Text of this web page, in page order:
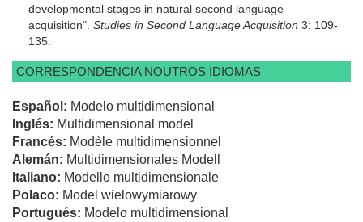
developmental stages in natural second language
acquisition". Studies in Second Language Acquisition 3: 109-
135.
CORRESPONDENCIA NOUTROS IDIOMAS
Español: Modelo multidimensional
Inglés: Multidimensional model
Francés: Modèle multidimensionnel
Alemán: Multidimensionales Modell
Italiano: Modello multidimensionale
Polaco: Model wielowymiarowy
Portugués: Modelo multidimensional